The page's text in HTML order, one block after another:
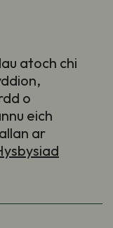
atoch chi
o
eich
ar